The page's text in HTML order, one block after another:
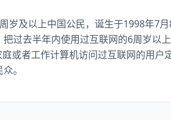
岁及以上中国公民，诞生于1998年7
把过去半年内使用过互联网的6周岁以
或者工作计算机访问过互联网的用户
。